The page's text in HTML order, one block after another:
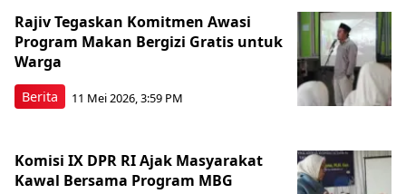
Berita
Rajiv Tegaskan Komitmen Awasi
Program Makan Bergizi Gratis untuk
Warga
11 Mei 2026, 3:59 PM
Komisi IX DPR RI Ajak Masyarakat
Kawal Bersama Program MBG